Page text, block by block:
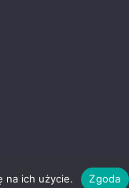
na ich użycie. Zgoda